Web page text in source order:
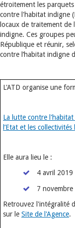
étroitement les
contre l'habitat indigne
locaux de traitement
indigne. Ces groupes
République et réunir,
contre l’habitat indigne
L'ATD organise une
La lutte contre
l’Etat et les collectivités
Elle aura lieu le :
4 avril
7
Retrouvez l'intégralité
sur le Site de l'Agence.